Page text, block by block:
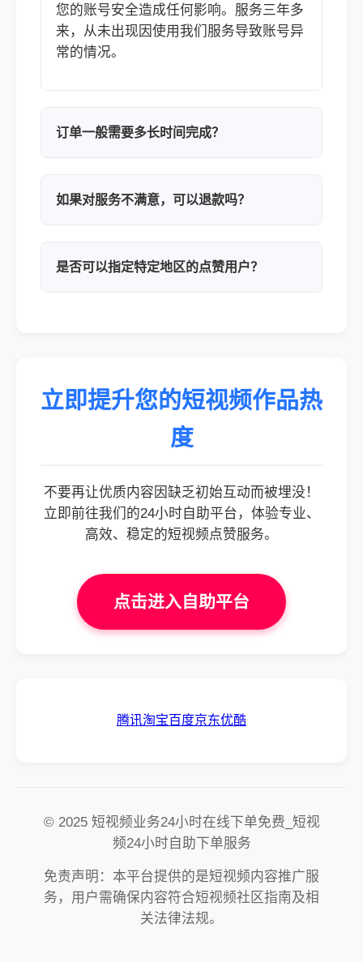
您的账号安全造成任何影响。服务三年多
来，从未出现因使用我们服务导致账号异
常的情况。
订单一般需要多长时间完成？
如果对服务不满意，可以退款吗？
是否可以指定特定地区的点赞用户？
立即提升您的短视频作品热
度
不要再让优质内容因缺乏初始互动而被埋没！
立即前往我们的24小时自助平台，体验专业、
高效、稳定的短视频点赞服务。
点击进入自助平台
腾讯淘宝百度京东优酷
© 2025 短视频业务24小时在线下单免费_短视
频24小时自助下单服务
免责声明：本平台提供的是短视频内容推广服
务，用户需确保内容符合短视频社区指南及相
关法律法规。